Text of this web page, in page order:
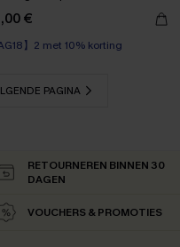
€
AG18】2 met 10% korting
PAGINA
RETOURNEREN BINNEN 30
DAGEN
VOUCHERS & PROMOTIES